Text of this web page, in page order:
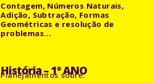
Contagem, Números Naturais,
Adição, Subtração, Formas
Geométricas e resolução de
problemas…
História – 1º ANO
Planejamentos sobre: